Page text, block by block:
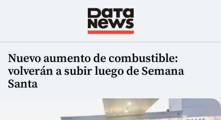
Nuevo aumento de combustible:
volverán a subir luego de Semana
Santa